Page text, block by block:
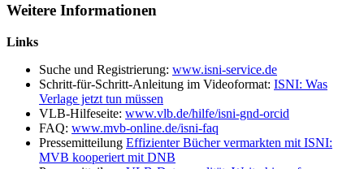
Weitere Informationen
Links
Suche und Registrierung: www.isni-service.de
Schritt-für-Schritt-Anleitung im Videoformat: ISNI: Was
Verlage jetzt tun müssen
VLB-Hilfeseite: www.vlb.de/hilfe/isni-gnd-orcid
FAQ: www.mvb-online.de/isni-faq
Pressemitteilung Effizienter Bücher vermarkten mit ISNI:
MVB kooperiert mit DNB